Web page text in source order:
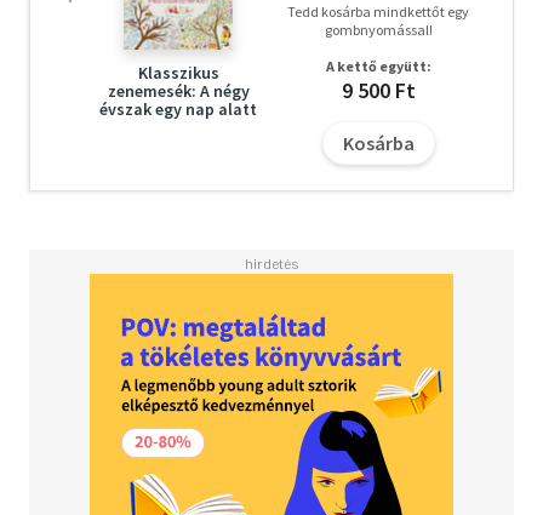
Klasszikus
zenemesék: A négy
évszak egy nap alatt
Tedd kosárba mindkettőt egy
gombnyomással!
A kettő együtt:
9 500 Ft
Kosárba